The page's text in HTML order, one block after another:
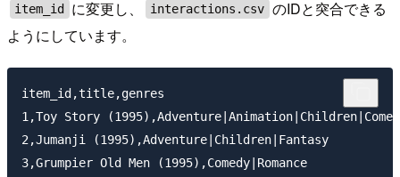
item_id に変更し、 interactions.csv のIDと突合できる
ようにしています。
item_id,title,genres
1,Toy Story
2,Jumanji (1995),Adventure|Children|Fantasy
3,Grumpier Old Men (1995),Comedy|Romance